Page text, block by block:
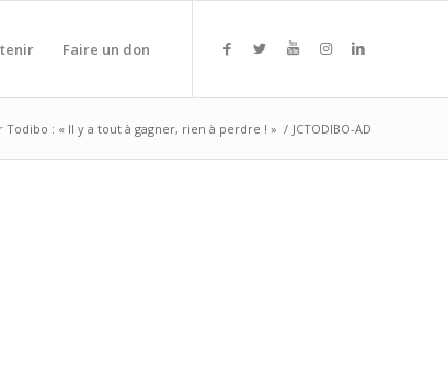
Faire un don
Todibo : « Il y a tout à gagner, rien à perdre ! » / JCTODIBO-AD